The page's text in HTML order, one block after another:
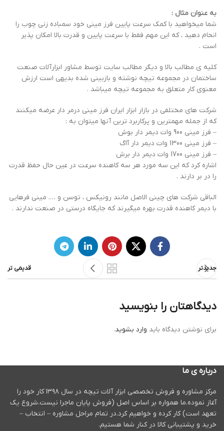
به عنوان مثال :
شما میخواهید با کمک سرعت پایین فرز مینی خود سمباده زنی چوب را
انحام دهید ، که این مهم فقط با سرعت پایین و قدرت بالا امکان پذیر
است .
کلیه ی مطالب بالا و دیگر مطالب سایت توسط مشاور ابزارآلات صنعت
ساختمان در مجموعه تیچه نوشته و بازبینی شده بدیهی است ارزش
معنوی کار متعلق به مجموعه تیچه میباشد .
شرکت های مختلفی در بازار ابزار ایران فرز مینی درمر دار عرضه میکنند
که از جمله مهمترین و پرکاربرد ترین آنها میتوان به :
– فرز مینی 900 وات دیمر دار بوش
– فرز مینی 1300 وات دیمر دار آاگ
– فرز مینی 1700 وات دیمر دار برش
اشاره کرد که این سه مورد هر سه کاهنده سرعت در عین حال حفظ قدرت
را در بر دارند .
الباقی شرکت های چینی الاصل مانند رونیکس ، توسن و …. مینی فرهایی
با دیمر کاهنده قدرت بهره میگیرند که جایگاه درستی در صنعت ندارند .
جدیدتر قدیمی تر
دیدگاهتان را بنویسید
برای نوشتن دیدگاه باید وارد بشوید.
درباره ی ما
مرکز مشاوره و فروش تخصصی ابزار آلات تیچه در سال ۱۳۹۸ کار خود را
آغاز نموده.ما همواره بر اساس اصل (فروش پایان ماجرا نیست.شروع یک
تعهد است) کار کرده و خواهیم کرد.در تمام مراحل مشاوره – انتخاب –
خرید و پشتیبانی کالا در کنار شما هستیم.